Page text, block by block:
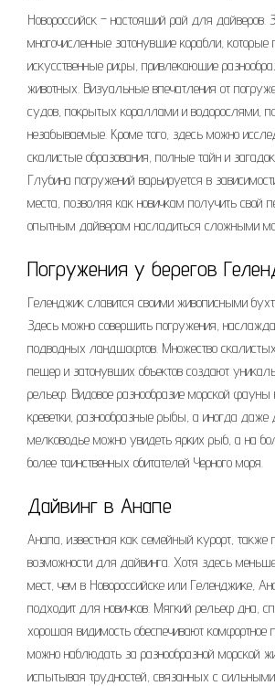
Новороссийск – настоящий рай для дайверов.
многочисленные затонувшие корабли, которые
искусственные рифы, привлекающие
животных. Визуальные впечатления от
судов, покрытых кораллами и водорослями,
незабываемые. Кроме того, здесь можно
скалистые образования, полные тайн и
Глубина погружений варьируется в
места, позволяя как новичкам получить свой
опытным дайверам насладиться сложными
Погружения у берегов
Геленджик славится своими живописными
Здесь можно совершить погружения,
подводных ландшафтов. Множество
пещер и затонувших объектов создают
рельеф. Видовое разнообразие морской фауны
креветки, разнообразные рыбы, а иногда
мелководье можно увидеть ярких рыб, а на
более таинственных обитателей Черного моря.
Дайвинг в Анапе
Анапа, известная как семейный курорт, также
возможности для дайвинга. Хотя здесь
мест, чем в Новороссийске или Геленджике,
подходит для новичков. Мягкий рельеф дна,
хорошая видимость обеспечивают комфортное
можно наблюдать за разнообразной морской
испытывая трудностей, связанных с